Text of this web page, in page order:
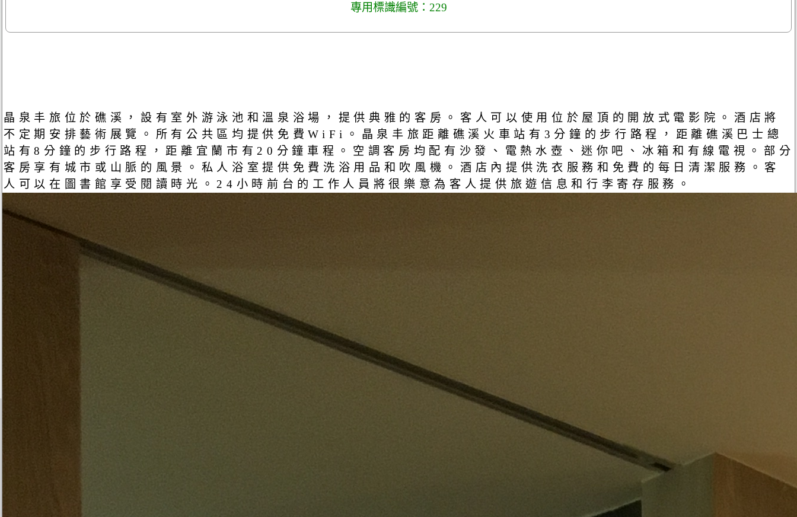
專用標識編號：229
晶泉丰旅位於礁溪，設有室外游泳池和溫泉浴場，提供典雅的客房。客人可以使用位於屋頂的開放式電影院。酒店將
不定期安排藝術展覽。所有公共區均提供免費WiFi。晶泉丰旅距離礁溪火車站有3分鐘的步行路程，距離礁溪巴士總
站有8分鐘的步行路程，距離宜蘭市有20分鐘車程。空調客房均配有沙發、電熱水壺、迷你吧、冰箱和有線電視。部分
客房享有城市或山脈的風景。私人浴室提供免費洗浴用品和吹風機。酒店內提供洗衣服務和免費的每日清潔服務。客
人可以在圖書館享受閱讀時光。24小時前台的工作人員將很樂意為客人提供旅遊信息和行李寄存服務。